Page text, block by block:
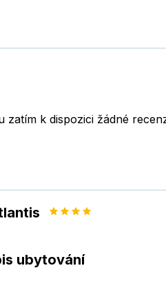
zatím k dispozici žádné
ubytování